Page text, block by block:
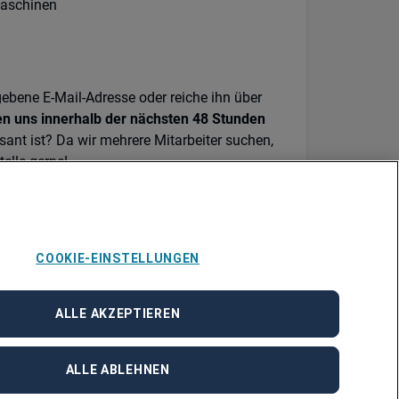
E-Mail-Adresse oder reiche ihn über
uns innerhalb der nächsten 48 Stunden
ist? Da wir mehrere Mitarbeiter suchen,
gerne!
COOKIE-EINSTELLUNGEN
ALLE ABLEHNEN
ALLE AKZEPTIEREN